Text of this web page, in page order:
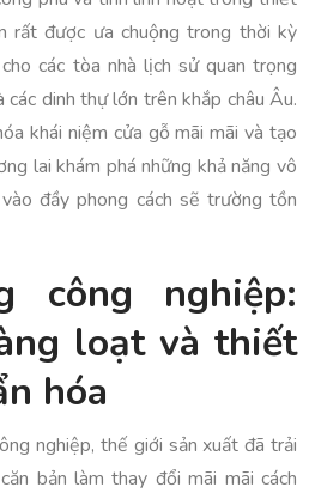
rất được ưa chuộng trong thời kỳ
các tòa nhà lịch sử quan trọng
các dinh thự lớn trên khắp châu Âu.
khái niệm cửa gỗ mãi mãi và tạo
lai khám phá những khả năng vô
đầy phong cách sẽ trường tồn
công nghiệp:
loạt và thiết
hóa
nghiệp, thế giới sản xuất đã trải
bản làm thay đổi mãi mãi cách